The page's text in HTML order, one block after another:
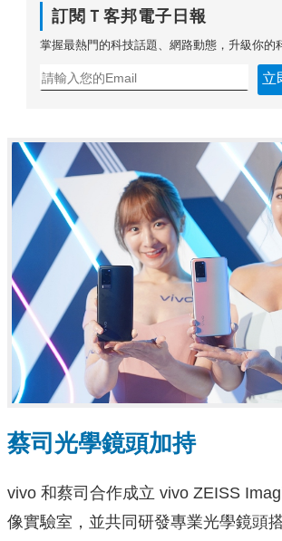
訂閱Ｔ客邦電子日報
掌握最熱門的科技話題、網路動態，升級你的
立
蔡司光學鏡頭加持
vivo 和蔡司合作成立 vivo ZEISS
像實驗室，並共同研發專業光學鏡頭